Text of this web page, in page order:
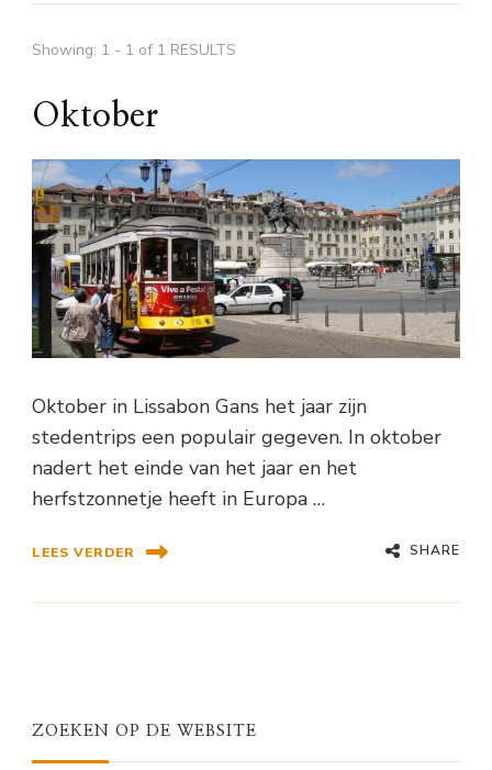
Showing: 1 - 1 of 1 RESULTS
Oktober
Oktober in Lissabon Gans het jaar zijn
stedentrips een populair gegeven. In oktober
nadert het einde van het jaar en het
herfstzonnetje heeft in Europa …
LEES VERDER SHARE
ZOEKEN OP DE WEBSITE